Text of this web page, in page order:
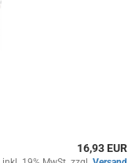
16,93 EUR